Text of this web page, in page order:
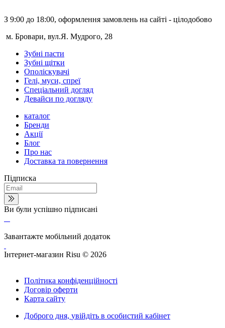
З 9:00 до 18:00, оформлення замовлень на сайті - цілодобово
м. Бровари, вул.Я. Мудрого, 28
Зубні пасти
Зубні щітки
Ополіскувачі
Гелі, муси, спреї
Спеціальний догляд
Девайси по догляду
каталог
Бренди
Акції
Блог
Про нас
Доставка та повернення
Підписка
Ви були успішно підписані
Завантажте мобільний додаток
Інтернет-магазин Risu © 2026
Політика конфіденційності
Договір оферти
Карта сайту
Доброго дня, увійдіть в особистий кабінет